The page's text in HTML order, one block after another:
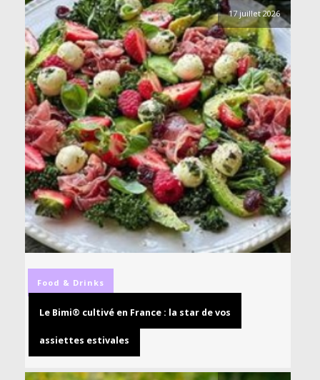
17 juillet 2026
Food & Drinks
Le Bimi® cultivé en France : la star de vos
assiettes estivales